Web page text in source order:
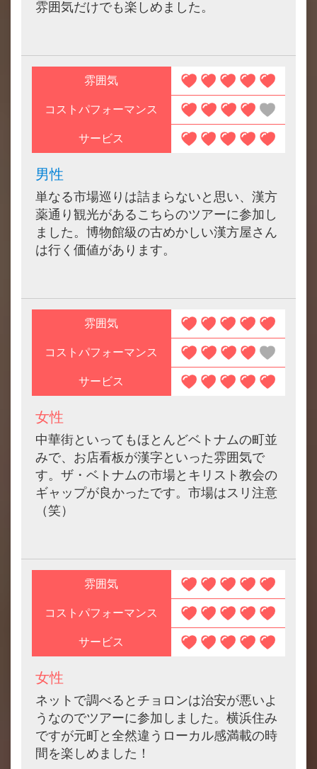
雰囲気だけでも楽しめました。
雰囲気
コストパフォーマンス
サービス
男性
単なる市場巡りは詰まらないと思い、漢方
薬通り観光があるこちらのツアーに参加し
ました。博物館級の古めかしい漢方屋さん
は行く価値があります。
雰囲気
コストパフォーマンス
サービス
女性
中華街といってもほとんどベトナムの町並
みで、お店看板が漢字といった雰囲気で
す。ザ・ベトナムの市場とキリスト教会の
ギャップが良かったです。市場はスリ注意
（笑）
雰囲気
コストパフォーマンス
サービス
女性
ネットで調べるとチョロンは治安が悪いよ
うなのでツアーに参加しました。横浜住み
ですが元町と全然違うローカル感満載の時
間を楽しめました！